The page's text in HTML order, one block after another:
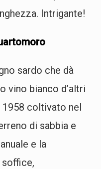
Intrigante!
sardo che dà
vino bianco d’altri
1958 coltivato nel
di sabbia e
e la